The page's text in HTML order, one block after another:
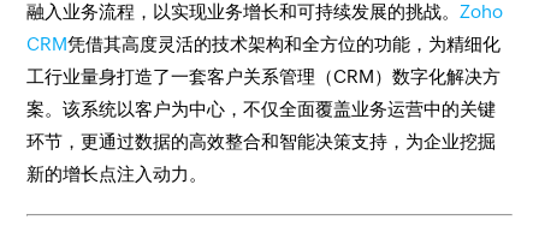
融入业务流程，以实现业务增长和可持续发展的挑战。 Zoho
CRM凭借其高度灵活的技术架构和全方位的功能，为精细化
工行业量身打造了一套客户关系管理（CRM）数字化解决方
案。该系统以客户为中心，不仅全面覆盖业务运营中的关键
环节，更通过数据的高效整合和智能决策支持，为企业挖掘
新的增长点注入动力。